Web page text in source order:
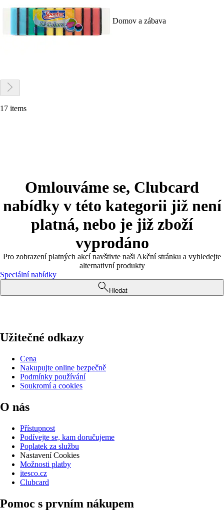
Domov a zábava
17 items
Omlouváme se, Clubcard
nabídky v této kategorii již není
platná, nebo je již zboží
vyprodáno
Pro zobrazení platných akcí navštivte naši Akční stránku a vyhledejte
alternativní produkty
Speciální nabídky
Hledat
Užitečné odkazy
Cena
Nakupujte online bezpečně
Podmínky používání
Soukromí a cookies
O nás
Přístupnost
Podívejte se, kam doručujeme
Poplatek za službu
Nastavení Cookies
Možnosti platby
itesco.cz
Clubcard
Pomoc s prvním nákupem